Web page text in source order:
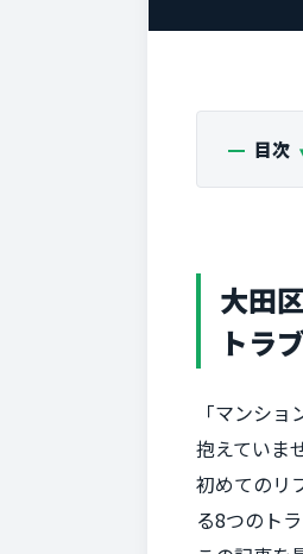
目次
大田
トラ
「マンシ
抱えていま
初めてのリ
る8つのト